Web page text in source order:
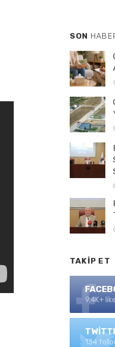
SON
TAKIP ET
9.4K+
134